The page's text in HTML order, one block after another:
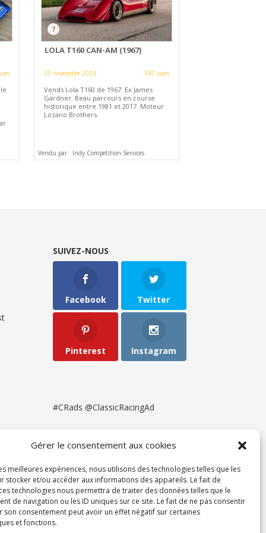
Gérer le consentement aux cookies
meilleures expériences, nous utilisons des technologies telles que les
stocker et/ou accéder aux informations des appareils. Le fait de
technologies nous permettra de traiter des données telles que le
de navigation ou les ID uniques sur ce site. Le fait de ne pas consentir
son consentement peut avoir un effet négatif sur certaines
et fonctions.
7
LOLA T160 CAN-AM (1967)
25 novembre 2023 347 vues
Vends Lola T160 de 1967. Ex James
Gardner. Beau parcours en course
historique entre 1981 et 2017. Moteur
Lozano Brothers.
Vendu par : Indy Competition Services
SUIVEZ-NOUS
Facebook Twitter
Pinterest Instagram
#CRads @ClassicRacingAd